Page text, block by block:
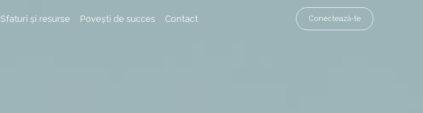
Sfaturi și resurse Povești de succes Contact Conectează-te